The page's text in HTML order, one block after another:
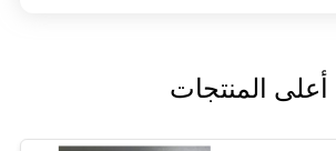
أعلى المنتجات